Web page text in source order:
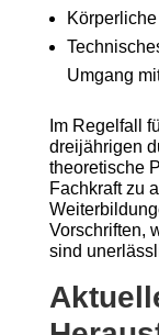
Umgang
Im Regelfall
dreijährigen
theoretische
Fachkraft zu
Vorschriften,
sind